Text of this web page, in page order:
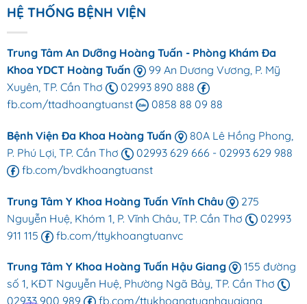
HỆ THỐNG BỆNH VIỆN
Trung Tâm An Dưỡng Hoàng Tuấn - Phòng Khám Đa
Khoa YDCT Hoàng Tuấn
99 An Dương Vương, P. Mỹ
Xuyên, TP. Cần Thơ
02993 890 888
fb.com/ttadhoangtuanst
0858 88 09 88
Bệnh Viện Đa Khoa Hoàng Tuấn
80A Lê Hồng Phong,
P. Phú Lợi, TP. Cần Thơ
02993 629 666 - 02993 629 988
fb.com/bvdkhoangtuanst
Trung Tâm Y Khoa Hoàng Tuấn Vĩnh Châu
275
Nguyễn Huệ, Khóm 1, P. Vĩnh Châu, TP. Cần Thơ
02993
911 115
fb.com/ttykhoangtuanvc
Trung Tâm Y Khoa Hoàng Tuấn Hậu Giang
155 đường
số 1, KĐT Nguyễn Huệ, Phường Ngã Bảy, TP. Cần Thơ
02933 900 989
fb.com/ttykhoangtuanhaugiang